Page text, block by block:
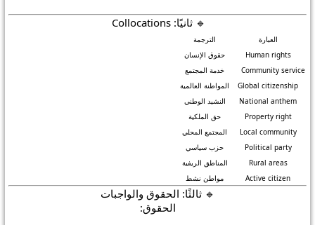
🔹 ثانيًا: Collocations
العبارة
الترجمة
Human rights
حقوق الإنسان
Community service
خدمة المجتمع
Global citizenship
المواطنة العالمية
National anthem
النشيد الوطني
Property right
حق الملكية
Local community
المجتمع المحلي
Political party
حزب سياسي
Rural areas
المناطق الريفية
Active citizen
مواطن نشط
🔹 ثالثًا: الحقوق والواجبات
الحقوق: